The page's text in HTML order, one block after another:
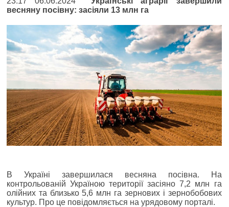
весняну посівну: засіяли 13 млн га
В Україні завершилася весняна посівна. На
контрольованій Україною території засіяно 7,2 млн га
олійних та близько 5,6 млн га зернових і зернобобових
культур. Про це повідомляється на урядовому порталі.